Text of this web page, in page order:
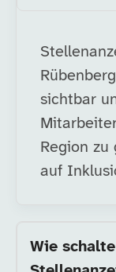
sichtbar
Region
auf
Wie